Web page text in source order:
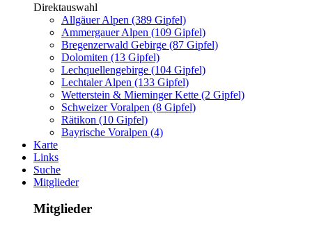
Direktauswahl
Allgäuer Alpen (389 Gipfel)
Ammergauer Alpen (109 Gipfel)
Bregenzerwald Gebirge (87 Gipfel)
Dolomiten (13 Gipfel)
Lechquellengebirge (104 Gipfel)
Lechtaler Alpen (133 Gipfel)
Wetterstein & Mieminger Kette (2 Gipfel)
Schweizer Voralpen (8 Gipfel)
Rätikon (10 Gipfel)
Bayrische Voralpen (4)
Karte
Links
Suche
Mitglieder
Mitglieder